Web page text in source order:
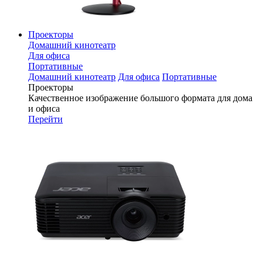
Проекторы
Домашний кинотеатр
Для офиса
Портативные
Домашний кинотеатр Для офиса Портативные
Проекторы
Качественное изображение большого формата для дома
и офиса
Перейти